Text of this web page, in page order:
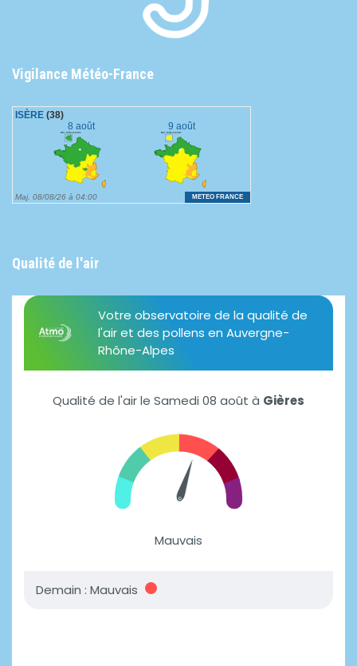
Vigilance Météo-France
Qualité de l'air